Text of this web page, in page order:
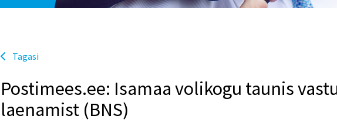
Tagasi
Postimees.ee: Isamaa volikogu taunis
laenamist (BNS)